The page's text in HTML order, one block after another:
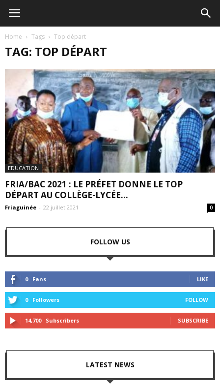
Home Tags Top départ
TAG: TOP DÉPART
EDUCATION
FRIA/BAC 2021 : LE PRÉFET DONNE LE TOP
DÉPART AU COLLÈGE-LYCÉE...
Friaguinée - 22 juillet 2021 0
FOLLOW US
0 Fans LIKE
0 Followers FOLLOW
14,700 Subscribers SUBSCRIBE
LATEST NEWS